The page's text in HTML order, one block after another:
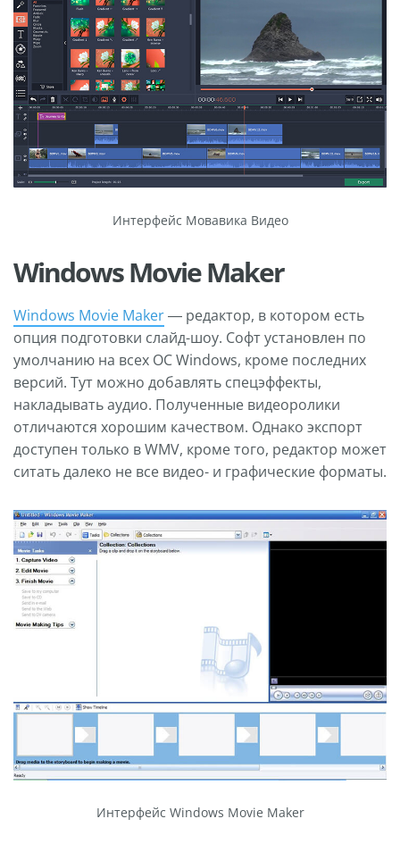
Интерфейс Мовавика Видео
Windows Movie Maker
Windows Movie Maker— редактор, в котором есть
опция подготовки слайд-шоу. Софт установлен по
умолчанию на всех ОС Windows, кроме последних
версий. Тут можно добавлять спецэффекты,
накладывать аудио. Полученные видеоролики
отличаются хорошим качеством. Однако экспорт
доступен только в WMV, кроме того, редактор может
ситать далеко не все видео- и графические форматы.
Интерфейс Windows Movie Maker